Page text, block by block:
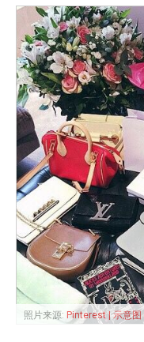
照片来源: Pinterest | 示意图